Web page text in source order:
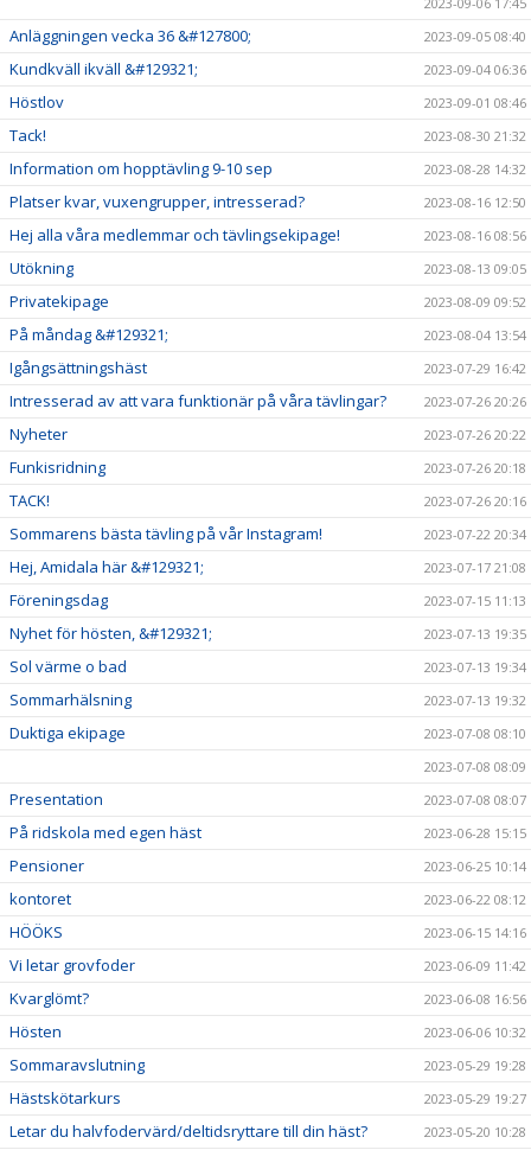
Anläggningen vecka 36 &#127800; 2023-09-05 08:40
Kundkväll ikväll &#129321; 2023-09-04 06:36
Höstlov 2023-09-01 08:46
Tack! 2023-08-30 21:32
Information om hopptävling 9-10 sep 2023-08-28 14:32
Platser kvar, vuxengrupper, intresserad? 2023-08-16 12:50
Hej alla våra medlemmar och tävlingsekipage! 2023-08-16 08:56
Utökning 2023-08-13 09:05
Privatekipage 2023-08-09 09:52
På måndag &#129321; 2023-08-04 13:54
Igångsättningshäst 2023-07-29 16:42
Intresserad av att vara funktionär på våra tävlingar? 2023-07-26 20:26
Nyheter 2023-07-26 20:22
Funkisridning 2023-07-26 20:18
TACK! 2023-07-26 20:16
Sommarens bästa tävling på vår Instagram! 2023-07-22 20:34
Hej, Amidala här &#129321; 2023-07-17 21:08
Föreningsdag 2023-07-15 11:13
Nyhet för hösten, &#129321; 2023-07-13 19:35
Sol värme o bad 2023-07-13 19:34
Sommarhälsning 2023-07-13 19:32
Duktiga ekipage
2023-07-08 08:10
2023-07-08 08:09
Presentation 2023-07-08 08:07
På ridskola med egen häst 2023-06-28 15:15
Pensioner 2023-06-25 10:14
kontoret 2023-06-22 08:12
HÖÖKS 2023-06-15 14:16
Vi letar grovfoder 2023-06-09 11:42
Kvarglömt? 2023-06-08 16:56
Hösten 2023-06-06 10:32
Sommaravslutning 2023-05-29 19:28
Hästskötarkurs 2023-05-29 19:27
Letar du halvfodervärd/deltidsryttare till din häst? 2023-05-20 10:28